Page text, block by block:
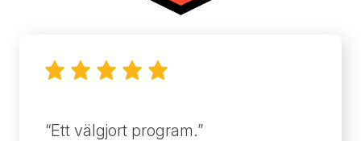
Ett välgjort program.